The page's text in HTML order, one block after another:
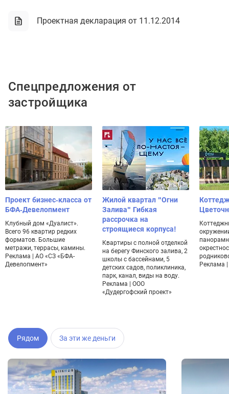
Проектная декларация от 11.12.2014
Спецпредложения от
застройщика
Проект бизнес-класса от
БФА-Девелопмент
Клубный дом «Дуалист».
Всего 96 квартир редких
форматов. Большие
метражи, террасы, камины.
Реклама | АО «СЗ «БФА-
Девелопмент»
Жилой квартал "Огни
Залива" Гибкая
рассрочка на
строящиеся корпуса!
Квартиры с полной отделкой
на берегу Финского залива, 2
школы с бассейнами, 5
детских садов, поликлиника,
парк, канал, виды на воду.
Реклама | ООО
«Дудергофский проект»
Реклама
Рядом За эти же деньги